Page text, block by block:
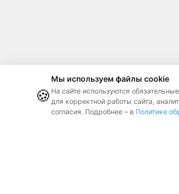
🍪
Мы используем файлы cookie
На сайте используются
для корректной работы сайта,
согласия. Подробнее – в Политике